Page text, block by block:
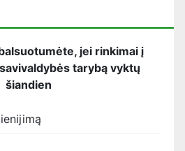
jei rinkimai į
tarybą vyktų
šiandien